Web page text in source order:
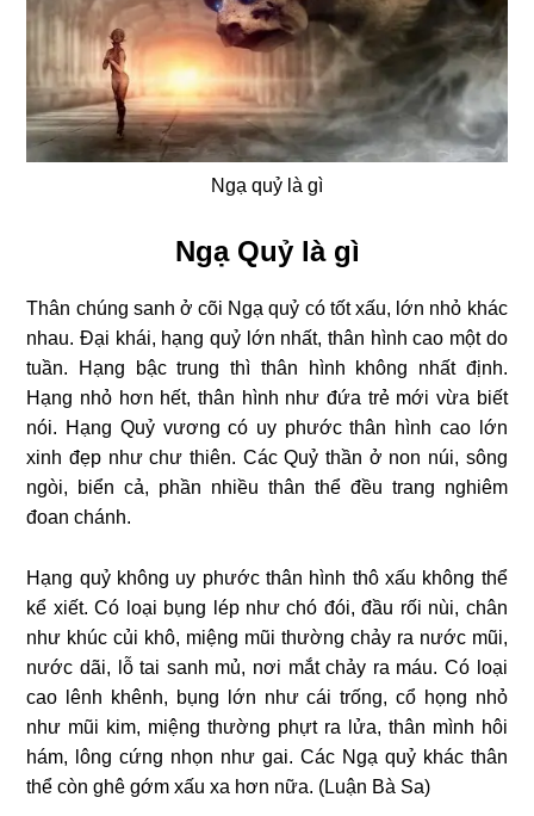
Ngạ quỷ là gì
Ngạ Quỷ là gì
Thân chúng sanh ở cõi Ngạ quỷ có tốt xấu, lớn nhỏ khác
nhau. Đại khái, hạng quỷ lớn nhất, thân hình cao một do
tuần. Hạng bậc trung thì thân hình không nhất định.
Hạng nhỏ hơn hết, thân hình như đứa trẻ mới vừa biết
nói. Hạng Quỷ vương có uy phước thân hình cao lớn
xinh đẹp như chư thiên. Các Quỷ thần ở non núi, sông
ngòi, biển cả, phần nhiều thân thể đều trang nghiêm
đoan chánh.
Hạng quỷ không uy phước thân hình thô xấu không thể
kể xiết. Có loại bụng lép như chó đói, đầu rối nùi, chân
như khúc củi khô, miệng mũi thường chảy ra nước mũi,
nước dãi, lỗ tai sanh mủ, nơi mắt chảy ra máu. Có loại
cao lênh khênh, bụng lớn như cái trống, cổ họng nhỏ
như mũi kim, miệng thường phựt ra lửa, thân mình hôi
hám, lông cứng nhọn như gai. Các Ngạ quỷ khác thân
thể còn ghê gớm xấu xa hơn nữa. (Luận Bà Sa)